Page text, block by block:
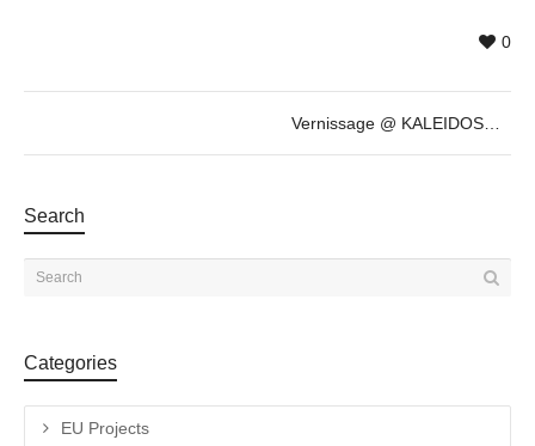
0
Search
Categories
EU Projects